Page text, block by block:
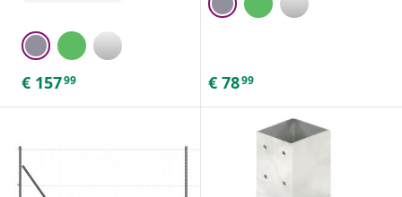
€ 15799 € 7899